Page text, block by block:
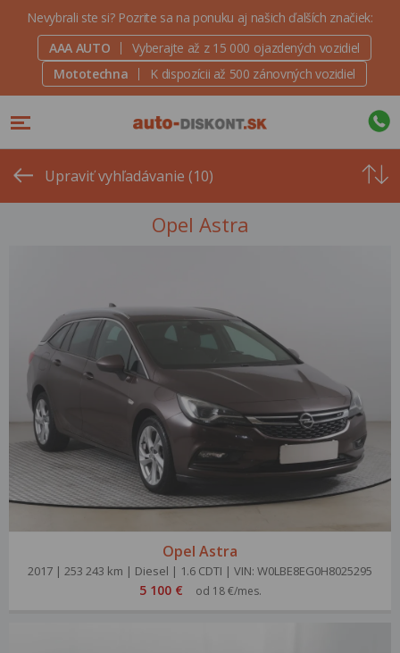
Nevybrali ste si? Pozrite sa na ponuku aj našich ďalších značiek:
AAA AUTO
Vyberajte až z 15 000 ojazdených vozidiel
Mototechna
K dispozícii až 500 zánovných vozidiel
Upraviť vyhľadávanie (10)
ceny
Opel Astra
Opel Astra
2017 | 253 243 km | Diesel | 1.6 CDTI | VIN: W0LBE8EG0H8025295
5 100 € od 18 €/mes.